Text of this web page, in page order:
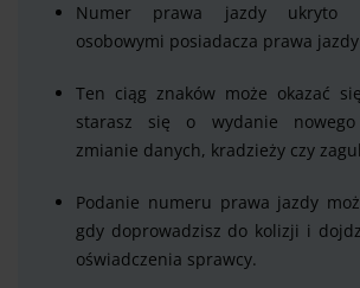
Numer prawa jazdy ukryto
osobowymi posiadacza prawa
Ten ciąg znaków może okazać
starasz się o wydanie
zmianie danych, kradzieży czy
Podanie numeru prawa jazdy
gdy doprowadzisz do kolizji i
oświadczenia sprawcy.